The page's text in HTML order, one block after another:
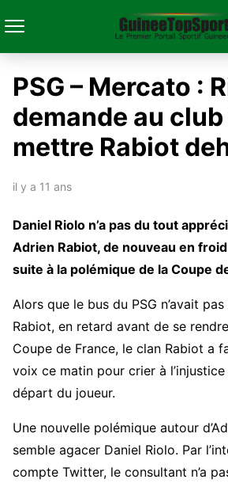
PSG – Mercato :
demande au club
mettre Rabiot
il y a 11 ans
Daniel Riolo n’a pas du tout
Adrien Rabiot, de nouveau en
suite à la polémique de la Coupe
Alors que le bus du PSG n’avait
Rabiot, en retard avant de se
Coupe de France, le clan Rabiot a
voix ce matin pour crier à
départ du joueur.
Une nouvelle polémique autour
semble agacer Daniel Riolo. Par
compte Twitter, le consultant n’a